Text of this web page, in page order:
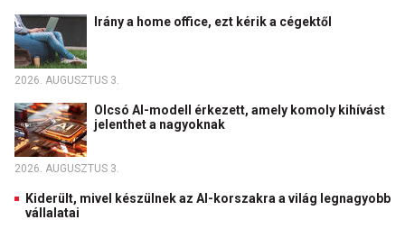
Irány a home office, ezt kérik a cégektől
2026. AUGUSZTUS 3.
Olcsó AI-modell érkezett, amely komoly kihívást
jelenthet a nagyoknak
2026. AUGUSZTUS 3.
Kiderült, mivel készülnek az AI-korszakra a világ legnagyobb
vállalatai